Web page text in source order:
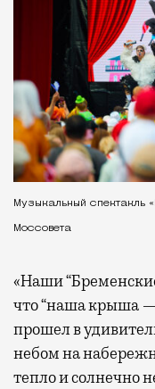
Музыкальный спектакль
Моссовета
«Наши
что “наша крыша —
прошел в
небом на
тепло и солнечно